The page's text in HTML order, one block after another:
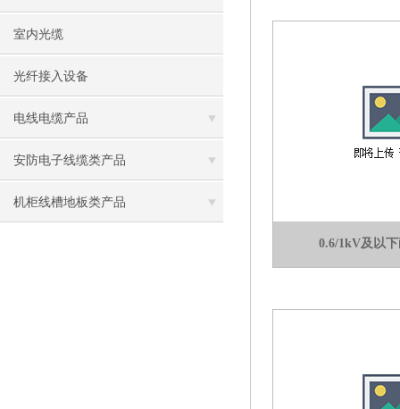
室内光缆
光纤接入设备
电线电缆产品
安防电子线缆类产品
机柜线槽地板类产品
0.6/1kV及以